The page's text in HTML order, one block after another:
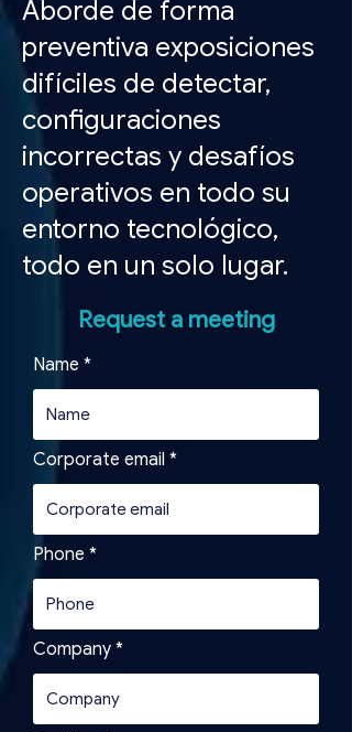
Aborde de forma
preventiva exposiciones
difíciles de detectar,
configuraciones
incorrectas y desafíos
operativos en todo su
entorno tecnológico,
todo en un solo lugar.
Request a meeting
Name
Corporate email
Phone
Company